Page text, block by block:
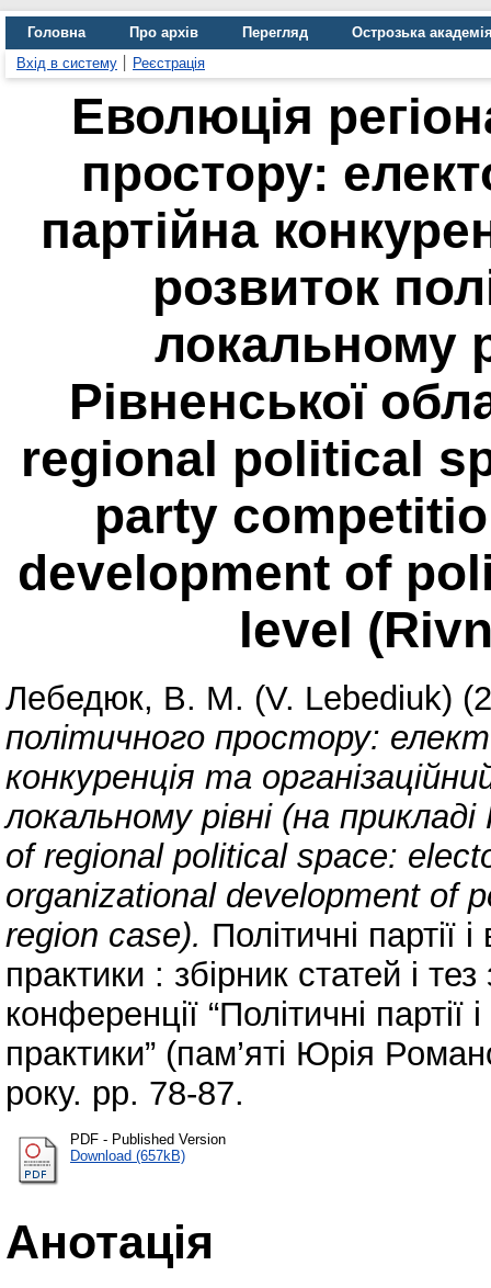
Головна Про архів Перегляд
Острозька
Вхід в систему
Реєстрація
Еволюція
простору:
партійна
розвиток
локальному
Рівненської
regional political
party
development of
level
Лебедюк, В. М. (V. Lebediuk)
політичного простору:
конкуренція та
локальному рівні (на
of regional political space:
organizational development of
region case). Політичні партії
практики : збірник статей і
конференції “Політичні партії
практики” (пам’яті Юрія
року. pp. 78-87.
PDF - Published Version
Download (657kB)
Анотація